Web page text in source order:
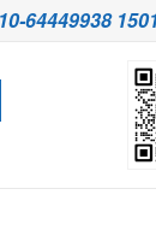
64449938